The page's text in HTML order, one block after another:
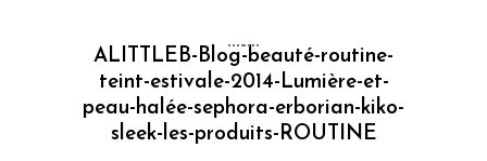
ALITTLEB-Blog-beauté-routine-
teint-estivale-2014-Lumière-et-
peau-halée-sephora-erborian-kiko-
sleek-les-produits-ROUTINE